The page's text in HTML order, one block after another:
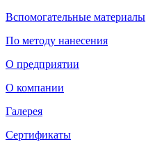
Вспомогательные материалы
По методу нанесения
О предприятии
О компании
Галерея
Сертификаты